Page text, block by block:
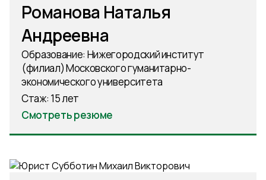
Романова Наталья
Андреевна
Образование: Нижегородский институт
(филиал) Московского гуманитарно-
экономического университета
Стаж: 15 лет
Смотреть резюме